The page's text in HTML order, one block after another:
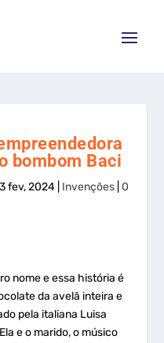
bombom Baci
fev, 2024 Invenções 0
nome e essa história é
da avelã inteira e
pela italiana Luisa
e o marido, o músico